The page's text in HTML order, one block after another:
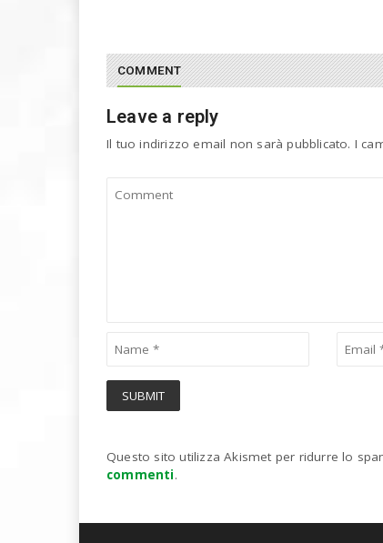
COMMENT
Leave a reply
Il tuo indirizzo email non sarà pubblicato. I
Questo sito utilizza Akismet per ridurre lo
commenti.